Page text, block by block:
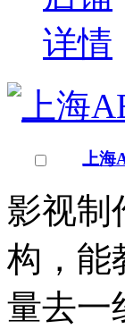
大连
大连
全！迪
服务；